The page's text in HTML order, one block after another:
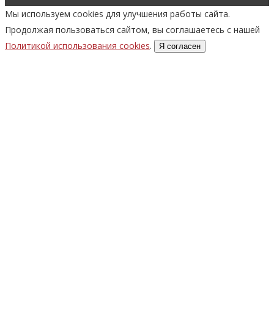
Мы используем cookies для улучшения работы сайта.
Продолжая пользоваться сайтом, вы соглашаетесь с нашей
Политикой использования cookies. Я согласен